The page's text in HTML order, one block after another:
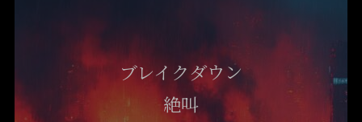
ブレイクダウン
絶叫